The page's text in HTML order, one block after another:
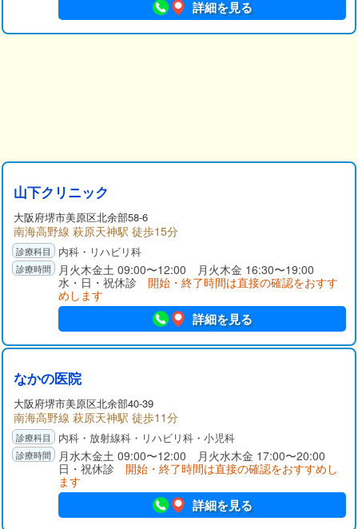
詳細を見る
山下クリニック
大阪府堺市美原区北余部58-6
南海高野線 萩原天神駅 徒歩15分
内科・リハビリ科
月火木金土 09:00〜12:00 月火木金 16:30〜19:00
水・日・祝休診 開始・終了時間は直接の確認をおすす
めします
詳細を見る
なかの医院
大阪府堺市美原区北余部40-39
南海高野線 萩原天神駅 徒歩11分
内科・放射線科・リハビリ科・小児科
月水木金土 09:00〜12:00 月火水木金 17:00〜20:00
日・祝休診 開始・終了時間は直接の確認をおすすめし
ます
詳細を見る